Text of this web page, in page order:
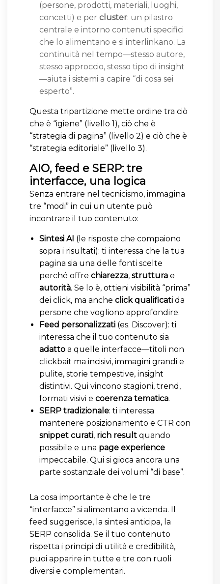
(persone, prodotti, materiali, luoghi,
concetti) e per cluster: un pilastro
centrale e intorno contenuti specifici
che lo alimentano e si interlinkano. La
continuità nel tempo—stesso autore,
stesso approccio, stesso tipo di insight
—aiuta i sistemi a capire “di cosa sei
esperto”.
Questa tripartizione mette ordine tra ciò
che è “igiene” (livello 1), ciò che è
“strategia di pagina” (livello 2) e ciò che è
“strategia editoriale” (livello 3).
AIO, feed e SERP: tre
interfacce, una logica
Senza entrare nel tecnicismo, immagina
tre “modi” in cui un utente può
incontrare il tuo contenuto:
Sintesi AI (le risposte che compaiono
sopra i risultati): ti interessa che la tua
pagina sia una delle fonti scelte
perché offre chiarezza, struttura e
autorità. Se lo è, ottieni visibilità “prima”
dei click, ma anche click qualificati da
persone che vogliono approfondire.
Feed personalizzati (es. Discover): ti
interessa che il tuo contenuto sia
adatto a quelle interfacce—titoli non
clickbait ma incisivi, immagini grandi e
pulite, storie tempestive, insight
distintivi. Qui vincono stagioni, trend,
formati visivi e coerenza tematica.
SERP tradizionale: ti interessa
mantenere posizionamento e CTR con
snippet curati, rich result quando
possibile e una page experience
impeccabile. Qui si gioca ancora una
parte sostanziale dei volumi “di base”.
La cosa importante è che le tre
“interfacce” si alimentano a vicenda. Il
feed suggerisce, la sintesi anticipa, la
SERP consolida. Se il tuo contenuto
rispetta i principi di utilità e credibilità,
puoi apparire in tutte e tre con ruoli
diversi e complementari.